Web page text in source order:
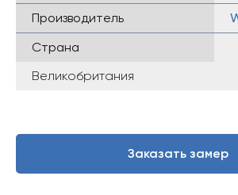
Производитель
Страна
Великобритания
Заказать замер